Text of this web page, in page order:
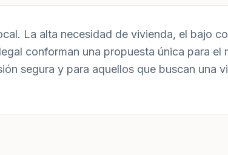
La alta necesidad de vivienda, el bajo
conforman una propuesta única para el
segura y para aquellos que buscan una